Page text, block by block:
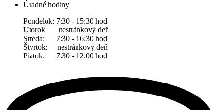
Úradné hodiny
Pondelok: 7:30 - 15:30 hod.
Utorok: nestránkový deň
Streda: 7:30 - 16:30 hod.
Štvrtok: nestránkový deň
Piatok: 7:30 - 12:00 hod.